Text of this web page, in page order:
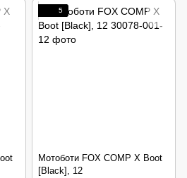
5
Мотоботи FOX COMP X Boot
[Black], 12